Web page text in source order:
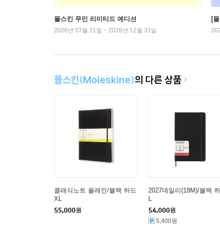
몰스킨 무민 리미티드 에디션
2026년 07월 21일 ~ 2026년 12월 31일
[
몰스킨(Moleskine)의 다른 상품
클래식노트 플레인/블랙 하드
XL
55,000원
2027데일리(18M)/블랙
L
54,000원
5,400원